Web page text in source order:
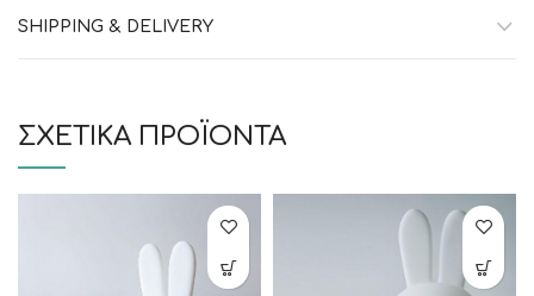
SHIPPING & DELIVERY
ΣΧΕΤΙΚΆ ΠΡΟΪΌΝΤΑ